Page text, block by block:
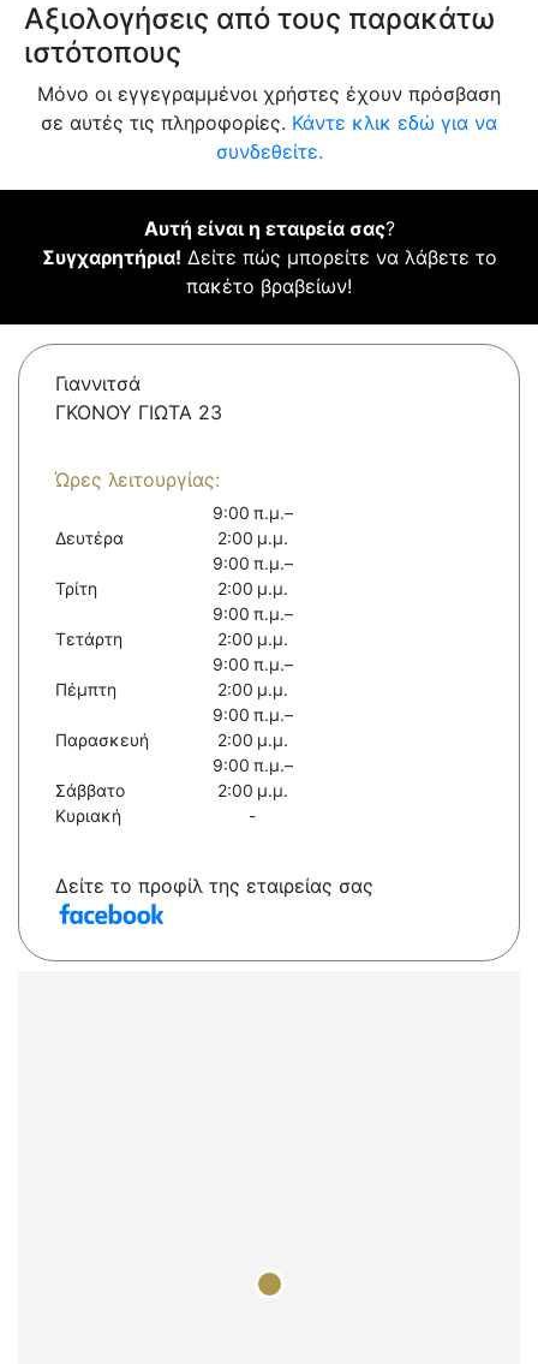
Αξιολογήσεις από τους παρακάτω
ιστότοπους
Μόνο οι εγγεγραμμένοι χρήστες έχουν πρόσβαση
σε αυτές τις πληροφορίες. Κάντε κλικ εδώ για να
συνδεθείτε.
Αυτή είναι η εταιρεία σας?
Συγχαρητήρια! Δείτε πώς μπορείτε να λάβετε το
πακέτο βραβείων!
Γιαννιτσά
ΓΚΟΝΟΥ ΓΙΩΤΑ 23
Ώρες λειτουργίας:
Δευτέρα
9:00 π.μ.–
2:00 μ.μ.
Τρίτη
9:00 π.μ.–
2:00 μ.μ.
Τετάρτη
9:00 π.μ.–
2:00 μ.μ.
Πέμπτη
9:00 π.μ.–
2:00 μ.μ.
Παρασκευή
9:00 π.μ.–
2:00 μ.μ.
Σάββατο
9:00 π.μ.–
2:00 μ.μ.
Κυριακή
-
Δείτε το προφίλ της εταιρείας σας